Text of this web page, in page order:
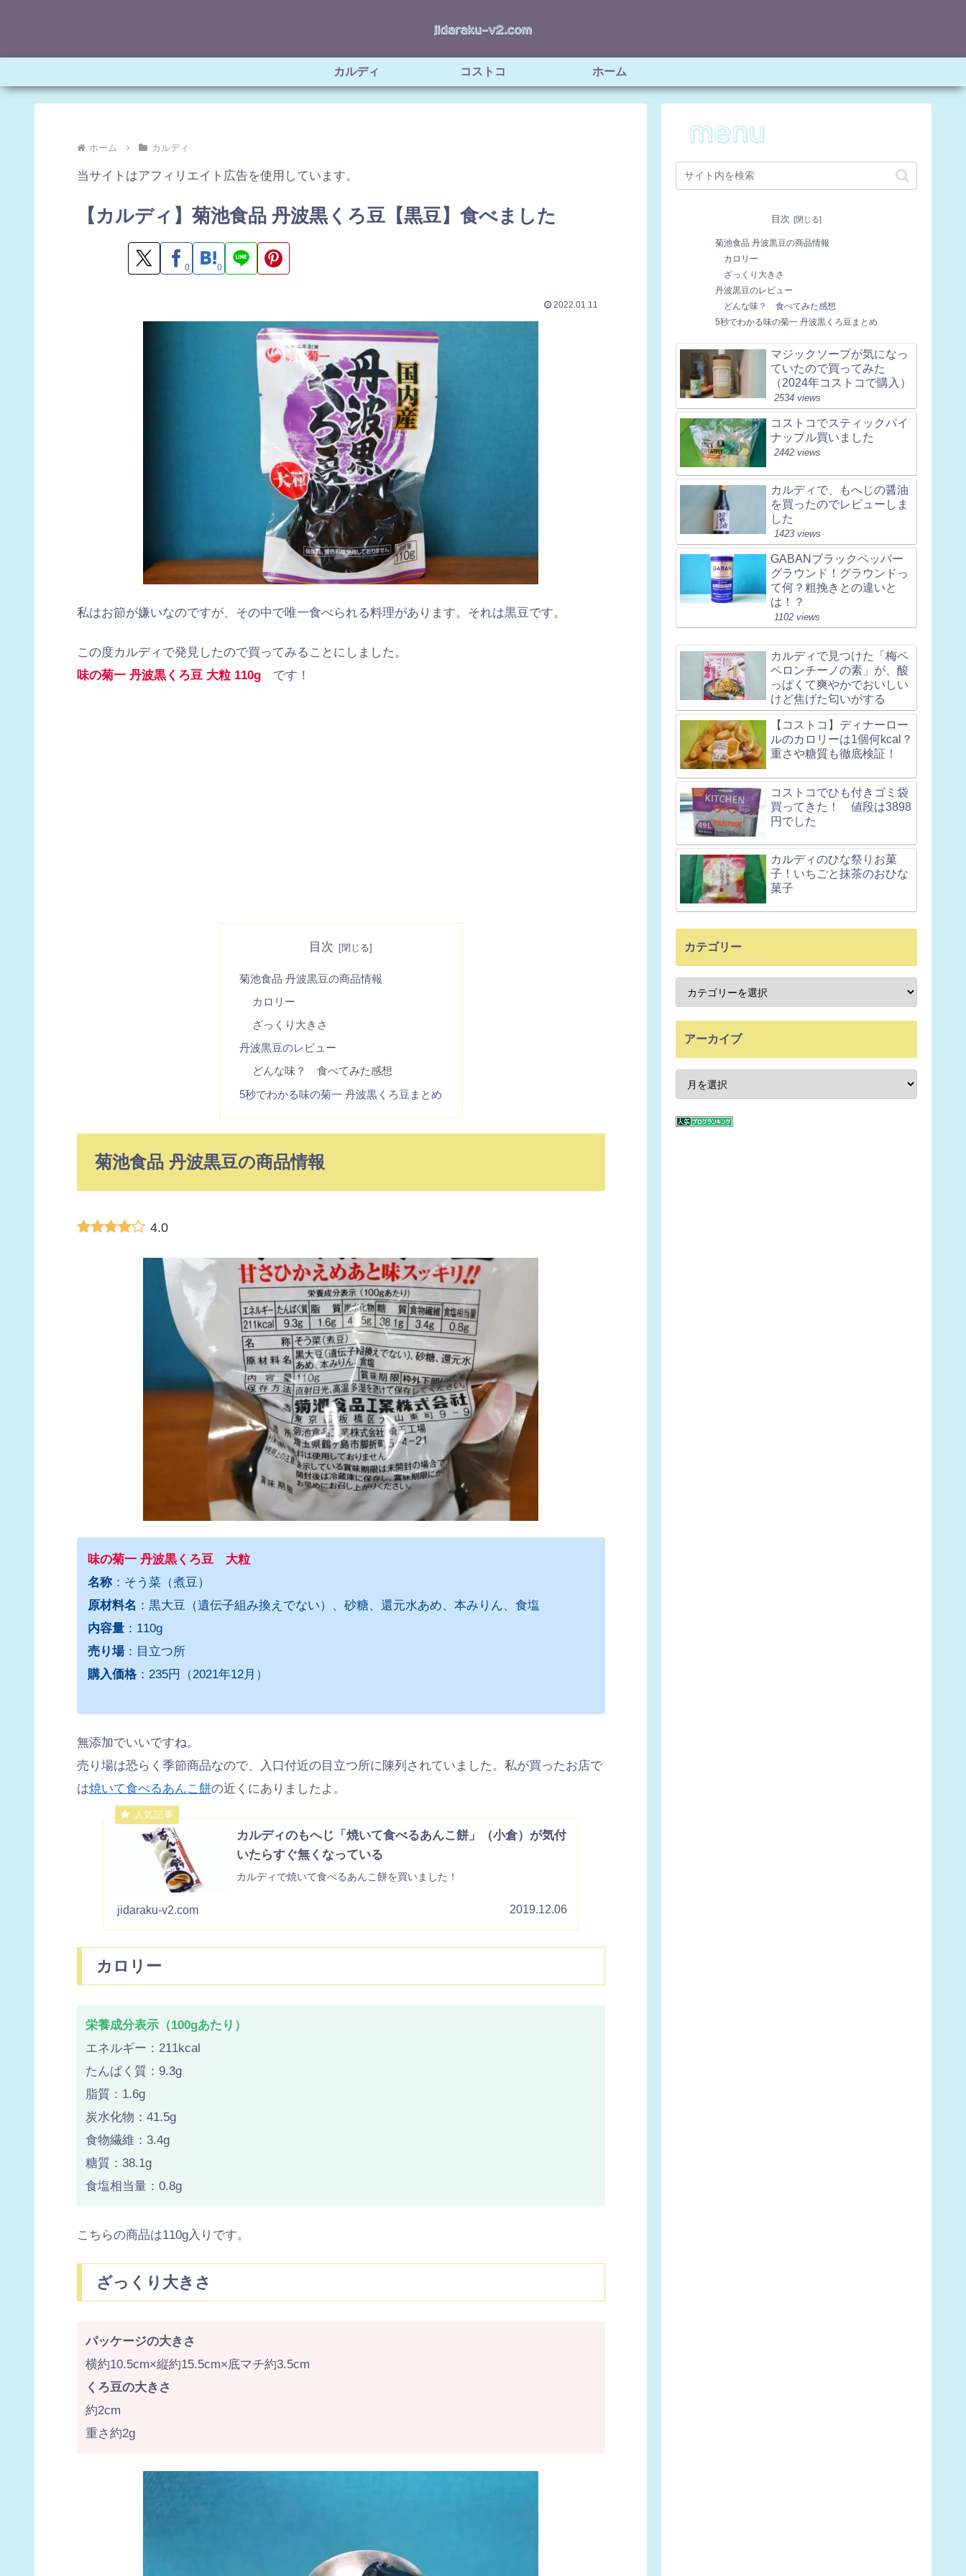
カルディ コストコ ホーム
ホーム カルディ
当サイトはアフィリエイト広告を使用しています。
【カルディ】菊池食品 丹波黒くろ豆【黒豆】食べました
0 0
2022.01.11
私はお節が嫌いなのですが、その中で唯一食べられる料理があります。それは黒豆です。
この度カルディで発見したので買ってみることにしました。
味の菊一 丹波黒くろ豆 大粒 110gです！
目次
菊池食品 丹波黒豆の商品情報
カロリー
ざっくり大きさ
丹波黒豆のレビュー
どんな味？ 食べてみた感想
5秒でわかる味の菊一 丹波黒くろ豆まとめ
菊池食品 丹波黒豆の商品情報
4.0
味の菊一 丹波黒くろ豆 大粒
名称：そう菜（煮豆）
原材料名 ：黒大豆（遺伝子組み換えでない）、砂糖、還元水あめ、本みりん、食塩
内容量：110g
売り場：目立つ所
購入価格：235円（2021年12月）
無添加でいいですね。
売り場は恐らく季節商品なので、入口付近の目立つ所に陳列されていました。私が買ったお店で
は焼いて食べるあんこ餅の近くにありましたよ。
カルディのもへじ「焼いて食べるあんこ餅」（小倉）が気付
いたらすぐ無くなっている
カルディで焼いて食べるあんこ餅を買いました！
jidaraku-v2.com 2019.12.06
カロリー
栄養成分表示（100gあたり）
エネルギー：211kcal
たんぱく質：9.3g
脂質：1.6g
炭水化物：41.5g
食物繊維：3.4g
糖質：38.1g
食塩相当量：0.8g
こちらの商品は110g入りです。
ざっくり大きさ
パッケージの大きさ
横約10.5cm×縦約15.5cm×底マチ約3.5cm
くろ豆の大きさ
約2cm
重さ約2g
目次
菊池食品 丹波黒豆の商品情報
カロリー
ざっくり大きさ
丹波黒豆のレビュー
どんな味？ 食べてみた感想
5秒でわかる味の菊一 丹波黒くろ豆まとめ
マジックソープが気になっ
ていたので買ってみた
（2024年コストコで購入）
2534 views
コストコでスティックパイ
ナップル買いました
2442 views
カルディで、もへじの醤油
を買ったのでレビューしま
した
1423 views
GABANブラックペッパー
グラウンド！グラウンドっ
て何？粗挽きとの違いと
は！？
1102 views
カルディで見つけた「梅ペ
ペロンチーノの素」が、酸
っぱくて爽やかでおいしい
けど焦げた匂いがする
【コストコ】ディナーロー
ルのカロリーは1個何kcal？
重さや糖質も徹底検証！
コストコでひも付きゴミ袋
買ってきた！ 値段は3898
円でした
カルディのひな祭りお菓
子！いちごと抹茶のおひな
菓子
カテゴリー
アーカイブ